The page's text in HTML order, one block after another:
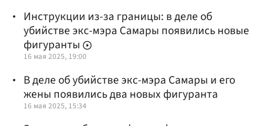
Инструкции из-за границы: в деле об
убийстве экс-мэра Самары появились новые
фигуранты
16 мая 2025, 19:00
В деле об убийстве экс-мэра Самары и его
жены появились два новых фигуранта
16 мая 2025, 15:34